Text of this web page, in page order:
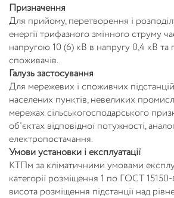
Призначення
Для прийому, перетворення і
енергії трифазного змінного струму
напругою 10 (6) кВ в напругу 0,4 кВ
споживачів.
Галузь застосування
Для мережевих і споживчих
населених пунктів, невеликих
мережах сільськогосподарського
об'єктах відповідної потужності,
електропостачання.
Умови установки і експлуатації
КТПм за кліматичними умовами
категорії розміщення 1 по ГОСТ
висота розміщення підстанції над